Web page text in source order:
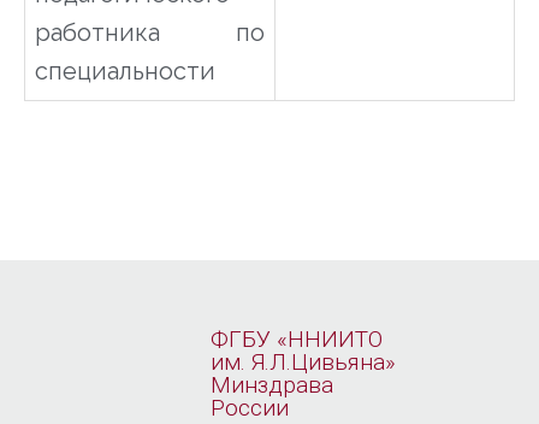
работника по
специальности
ФГБУ «ННИИТО
им. Я.Л.Цивьяна»
Минздрава
России